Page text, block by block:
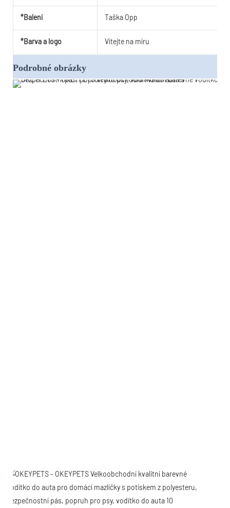
*Balení Taška Opp
*Barva a logo Vítejte na míru
Podrobné obrázky